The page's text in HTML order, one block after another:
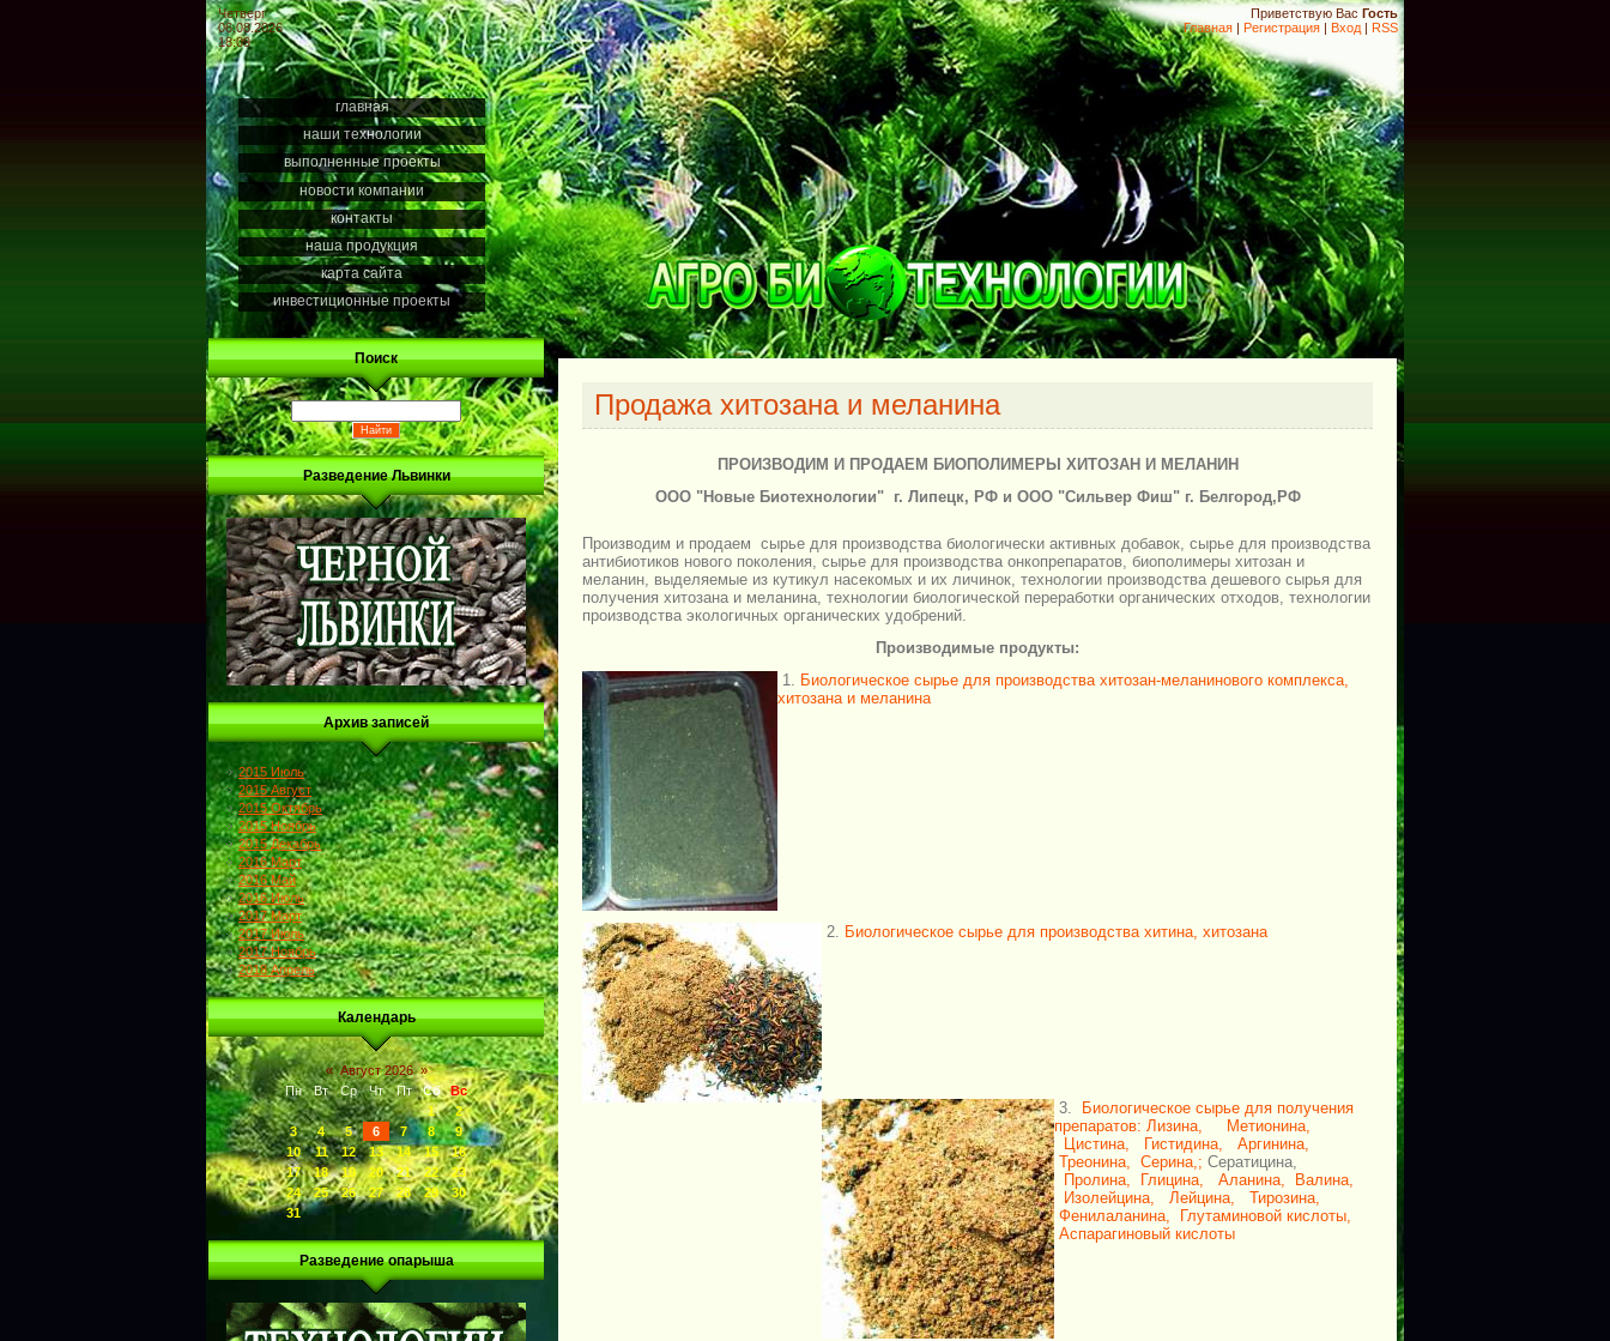
Четверг
06.08.2026
18:09
Приветствую Вас Гость
Главная | Регистрация | Вход | RSS
главная
наши технологии
выполненные проекты
новости компании
контакты
наша продукция
карта сайта
инвестиционные проекты
Поиск
Разведение Львинки
Архив записей
2015 Июль
2015 Август
2015 Октябрь
2015 Ноябрь
2015 Декабрь
2016 Март
2016 Май
2016 Июль
2017 Март
2017 Июль
2017 Ноябрь
2018 Апрель
Календарь
« Август 2026 »
Пн
Вт Ср Чт Пт Сб
Вс
1
2
3
4 5 6 7 8
9
10
11 12 13 14 15
16
17
18 19 20 21 22
23
24
25 26 27 28 29
30
31
Разведение опарыша
Продажа хитозана и меланина
ПРОИЗВОДИМ И ПРОДАЕМ БИОПОЛИМЕРЫ ХИТОЗАН И МЕЛАНИН
ООО "Новые Биотехнологии" г. Липецк, РФ и ООО "Сильвер Фиш" г. Белгород,РФ
Производим и продаем сырье для производства биологически активных добавок, сырье для производства
антибиотиков нового поколения, сырье для производства онкопрепаратов, биополимеры хитозан и
меланин, выделяемые из кутикул насекомых и их личинок, технологии производства дешевого сырья для
получения хитозана и меланина, технологии биологической переработки органических отходов, технологии
производства экологичных органических удобрений.
Производимые продукты:
1. Биологическое сырье для производства хитозан-меланинового комплекса,
хитозана и меланина
2. Биологическое сырье для производства хитина, хитозана
3.
Биологическое сырье для получения
препаратов: Лизина,
Метионина,
Цистина,
Гистидина, Аргинина,
Треонина, Серина,; Сератицина,
Пролина,
Глицина, Аланина,
Валина,
Изолейцина, Лейцина, Тирозина,
Фенилаланина,
Глутаминовой кислоты,
Аспарагиновый кислоты